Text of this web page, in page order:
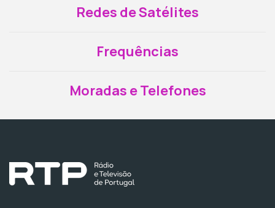
Redes de Satélites
Frequências
Moradas e Telefones